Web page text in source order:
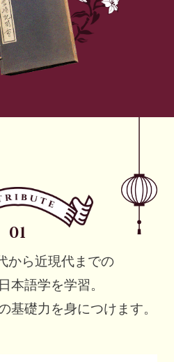
から近現代までの
本語学を学習。
基礎力を身につけます。